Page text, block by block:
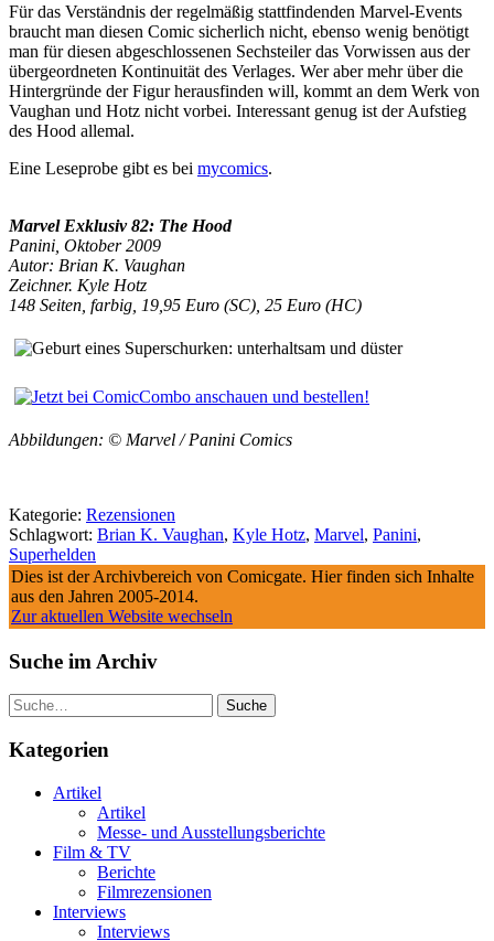
Für das Verständnis der regelmäßig stattfindenden Marvel-Events
braucht man diesen Comic sicherlich nicht, ebenso wenig benötigt
man für diesen abgeschlossenen Sechsteiler das Vorwissen aus der
übergeordneten Kontinuität des Verlages. Wer aber mehr über die
Hintergründe der Figur herausfinden will, kommt an dem Werk von
Vaughan und Hotz nicht vorbei. Interessant genug ist der Aufstieg
des Hood allemal.
Eine Leseprobe gibt es bei mycomics.
Marvel Exklusiv 82: The Hood
Panini, Oktober 2009
Autor: Brian K. Vaughan
Zeichner. Kyle Hotz
148 Seiten, farbig, 19,95 Euro (SC), 25 Euro (HC)
Abbildungen: © Marvel / Panini Comics
Kategorie: Rezensionen
Schlagwort: Brian K. Vaughan, Kyle Hotz, Marvel, Panini,
Superhelden
Dies ist der Archivbereich von Comicgate. Hier finden sich Inhalte
aus den Jahren 2005-2014.
Zur aktuellen Website wechseln
Suche im Archiv
Suche
Kategorien
Artikel
Artikel
Messe- und Ausstellungsberichte
Film & TV
Berichte
Filmrezensionen
Interviews
Interviews